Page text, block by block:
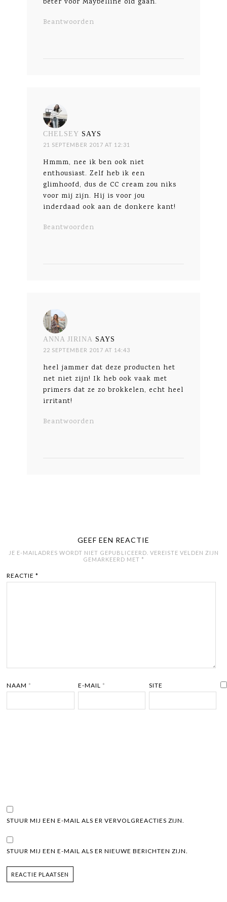
beter voor Maybelline oid gaan.
Beantwoorden
CHELSEY SAYS
21 SEPTEMBER 2017 AT 12:31
Hmmm, nee ik ben ook niet
enthousiast. Zelf heb ik een
glimhoofd, dus de CC cream zou niks
voor mij zijn. Hij is voor jou
inderdaad ook aan de donkere kant!
Beantwoorden
ANNA JIRINA SAYS
22 SEPTEMBER 2017 AT 14:43
heel jammer dat deze producten het
net niet zijn! Ik heb ook vaak met
primers dat ze zo brokkelen, echt heel
irritant!
Beantwoorden
GEEF EEN REACTIE
JE E-MAILADRES WORDT NIET GEPUBLICEERD. VEREISTE VELDEN ZIJN
GEMARKEERD MET *
REACTIE*
NAAM * E-MAIL * SITE
STUUR MIJ EEN E-MAIL ALS ER VERVOLGREACTIES ZIJN.
STUUR MIJ EEN E-MAIL ALS ER NIEUWE BERICHTEN ZIJN.